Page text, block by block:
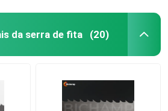
da serra de fita (20)